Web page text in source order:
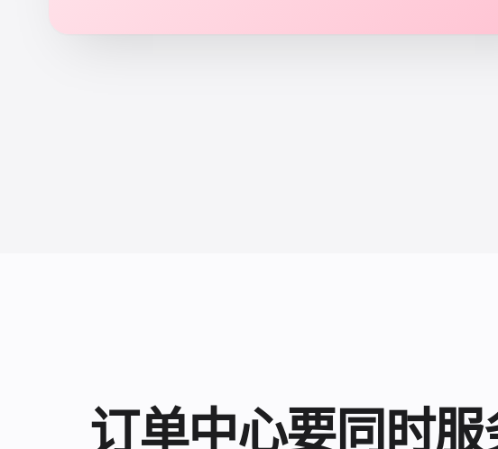
订单中心要同时服